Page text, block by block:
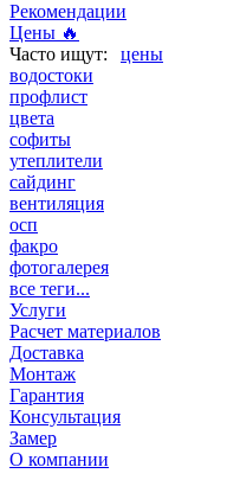
Рекомендации
Цены 🔥
цены
водостоки
профлист
цвета
софиты
утеплители
сайдинг
вентиляция
осп
факро
фотогалерея
все теги...
Услуги
Расчет материалов
Доставка
Монтаж
Гарантия
Консультация
Замер
О компании